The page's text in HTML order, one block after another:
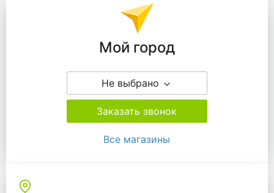
Мой город
Не выбрано
Заказать звонок
Все магазины